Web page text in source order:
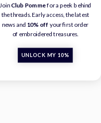
Join Club Pommefor a peek behind
the threads. Early access, the latest
news and 10% off your first order
of embroidered treasures.
UNLOCK MY 10%